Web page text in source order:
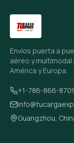
Envíos puerta a
aéreo y
América y Europa.
+1-786-866-
Guangzhou,